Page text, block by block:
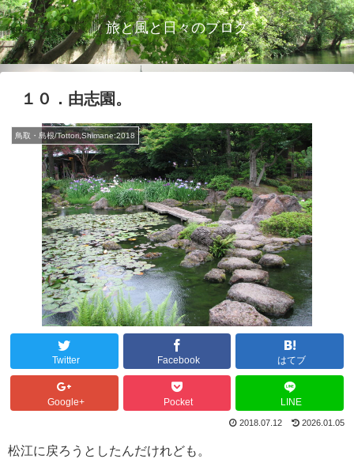
旅と風と日々のブログ
１０．由志園。
鳥取・島根/Tottori,Shimane:2018
Twitter Facebook はてブ
Google+ Pocket LINE
2018.07.12 2026.01.05
松江に戻ろうとしたんだけれども。